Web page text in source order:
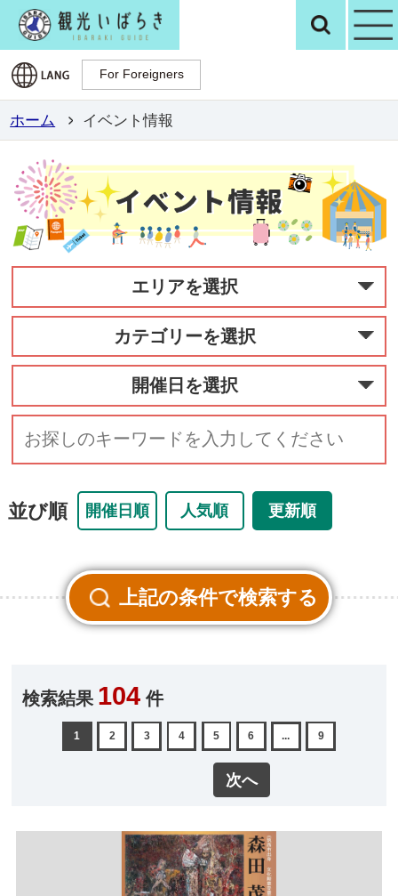
観光いばらき検
For Foreigners
For Foreigners
ホーム イベント情報
エリアを選択
カテゴリーを選択
開催日を選択
並び順 開催日順 人気順 更新順
検索結果 104 件
1 2 3 4 5 6 ... 9
次へ